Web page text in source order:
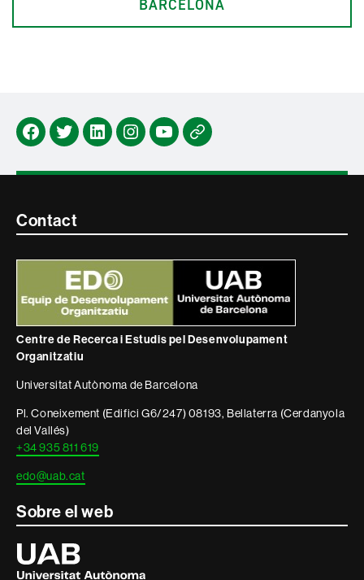
BARCELONA
Facebook
TwitterLindedinInstagram
YoutubeNewsletter
Contacte
informació
legal
Contact
Centre de Recerca i Estudis pel Desenvolupament
Organitzatiu
Universitat Autònoma de Barcelona
Pl. Coneixement (Edifici G6/247) 08193, Bellaterra (Cerdanyola
del Vallés)
+34 935 811 619
edo@uab.cat
Sobre el web
Universitat
Autònoma
de